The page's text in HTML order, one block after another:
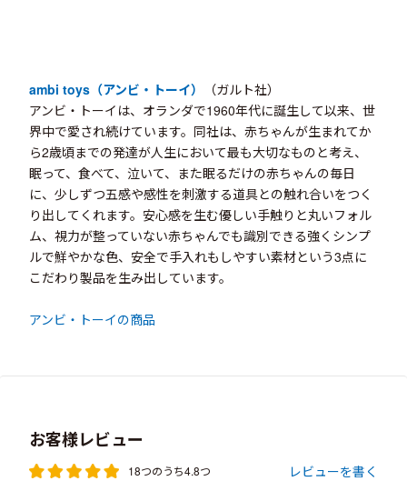
ambi toys（アンビ・トーイ）
（ガルト社）
アンビ・トーイは、オランダで1960年代に誕生して以来、世
界中で愛され続けています。同社は、赤ちゃんが生まれてか
ら2歳頃までの発達が人生において最も大切なものと考え、
眠って、食べて、泣いて、また眠るだけの赤ちゃんの毎日
に、少しずつ五感や感性を刺激する道具との触れ合いをつく
り出してくれます。安心感を生む優しい手触りと丸いフォル
ム、視力が整っていない赤ちゃんでも識別できる強くシンプ
ルで鮮やかな色、安全で手入れもしやすい素材という3点に
こだわり製品を生み出しています。
アンビ・トーイの商品
お客様レビュー
18つのうち4.8つ レビューを書く